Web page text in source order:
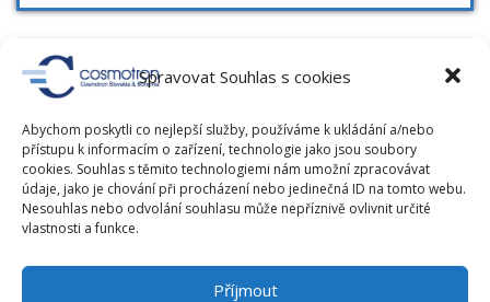
Spravovat Souhlas s cookies
Abychom poskytli co nejlepší služby, používáme k ukládání a/nebo
přístupu k informacím o zařízení, technologie jako jsou soubory
cookies. Souhlas s těmito technologiemi nám umožní zpracovávat
údaje, jako je chování při procházení nebo jedinečná ID na tomto webu.
Nesouhlas nebo odvolání souhlasu může nepříznivě ovlivnit určité
vlastnosti a funkce.
Příjmout
RUBRIKY
Novinky
RFID novinky
AKCE / KONFERENCE